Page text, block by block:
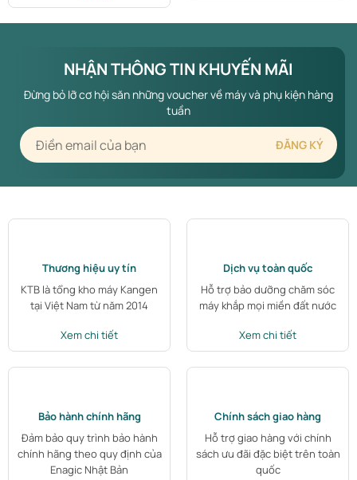
NHẬN THÔNG TIN KHUYẾN MÃI
Đừng bỏ lỡ cơ hội săn những voucher về máy và phụ kiện hàng
tuần
Thương hiệu uy tín
KTB là tổng kho máy Kangen
tại Việt Nam từ năm 2014
Xem chi tiết
Dịch vụ toàn quốc
Hỗ trợ bảo dưỡng chăm sóc
máy khắp mọi miền đất nước
Xem chi tiết
Bảo hành chính hãng
Đảm bảo quy trình bảo hành
chính hãng theo quy định của
Enagic Nhật Bản
Chính sách giao hàng
Hỗ trợ giao hàng với chính
sách ưu đãi đặc biệt trên toàn
quốc